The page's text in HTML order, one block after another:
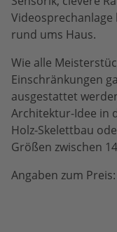
rund ums Haus.
Wie alle
Einschränkungen
ausgestattet
Architektur-Idee in
Holz-Skelettbau
Größen zwischen
Angaben zum Preis: